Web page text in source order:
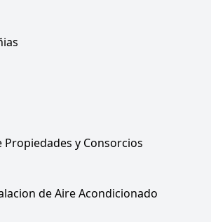
y Consorcios
de Aire Acondicionado